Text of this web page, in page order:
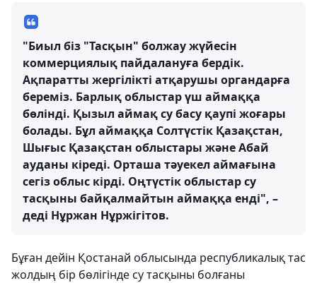
"Биыл біз "Тасқын" болжау жүйесін
коммерциялық пайдалануға бердік.
Ақпаратты жергілікті атқарушы органдарға
береміз. Барлық облыстар үш аймаққа
бөлінді. Қызыл аймақ су басу қаупі жоғары
болады. Бұл аймаққа Солтүстік Қазақстан,
Шығыс Қазақстан облыстары және Абай
ауданы кіреді. Орташа тәуекел аймағына
сегіз облыс кірді. Оңтүстік облыстар су
тасқыны байқалмайтын аймаққа енді", –
деді Нұржан Нұржігітов.
Бұған дейін Қостанай облысында республикалық тас
жолдың бір бөлігінде су тасқыны болғаны